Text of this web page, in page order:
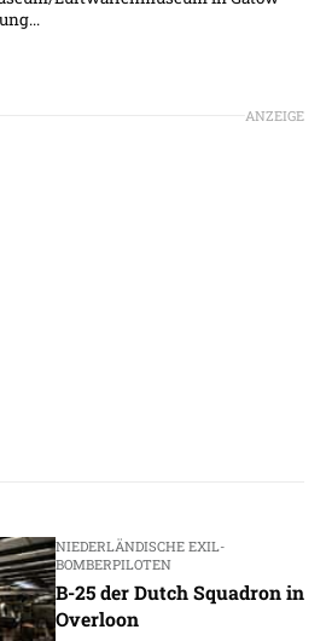
ANZEIGE
NIEDERLÄNDISCHE EXIL-
BOMBERPILOTEN
B-25 der Dutch Squadron in
Overloon